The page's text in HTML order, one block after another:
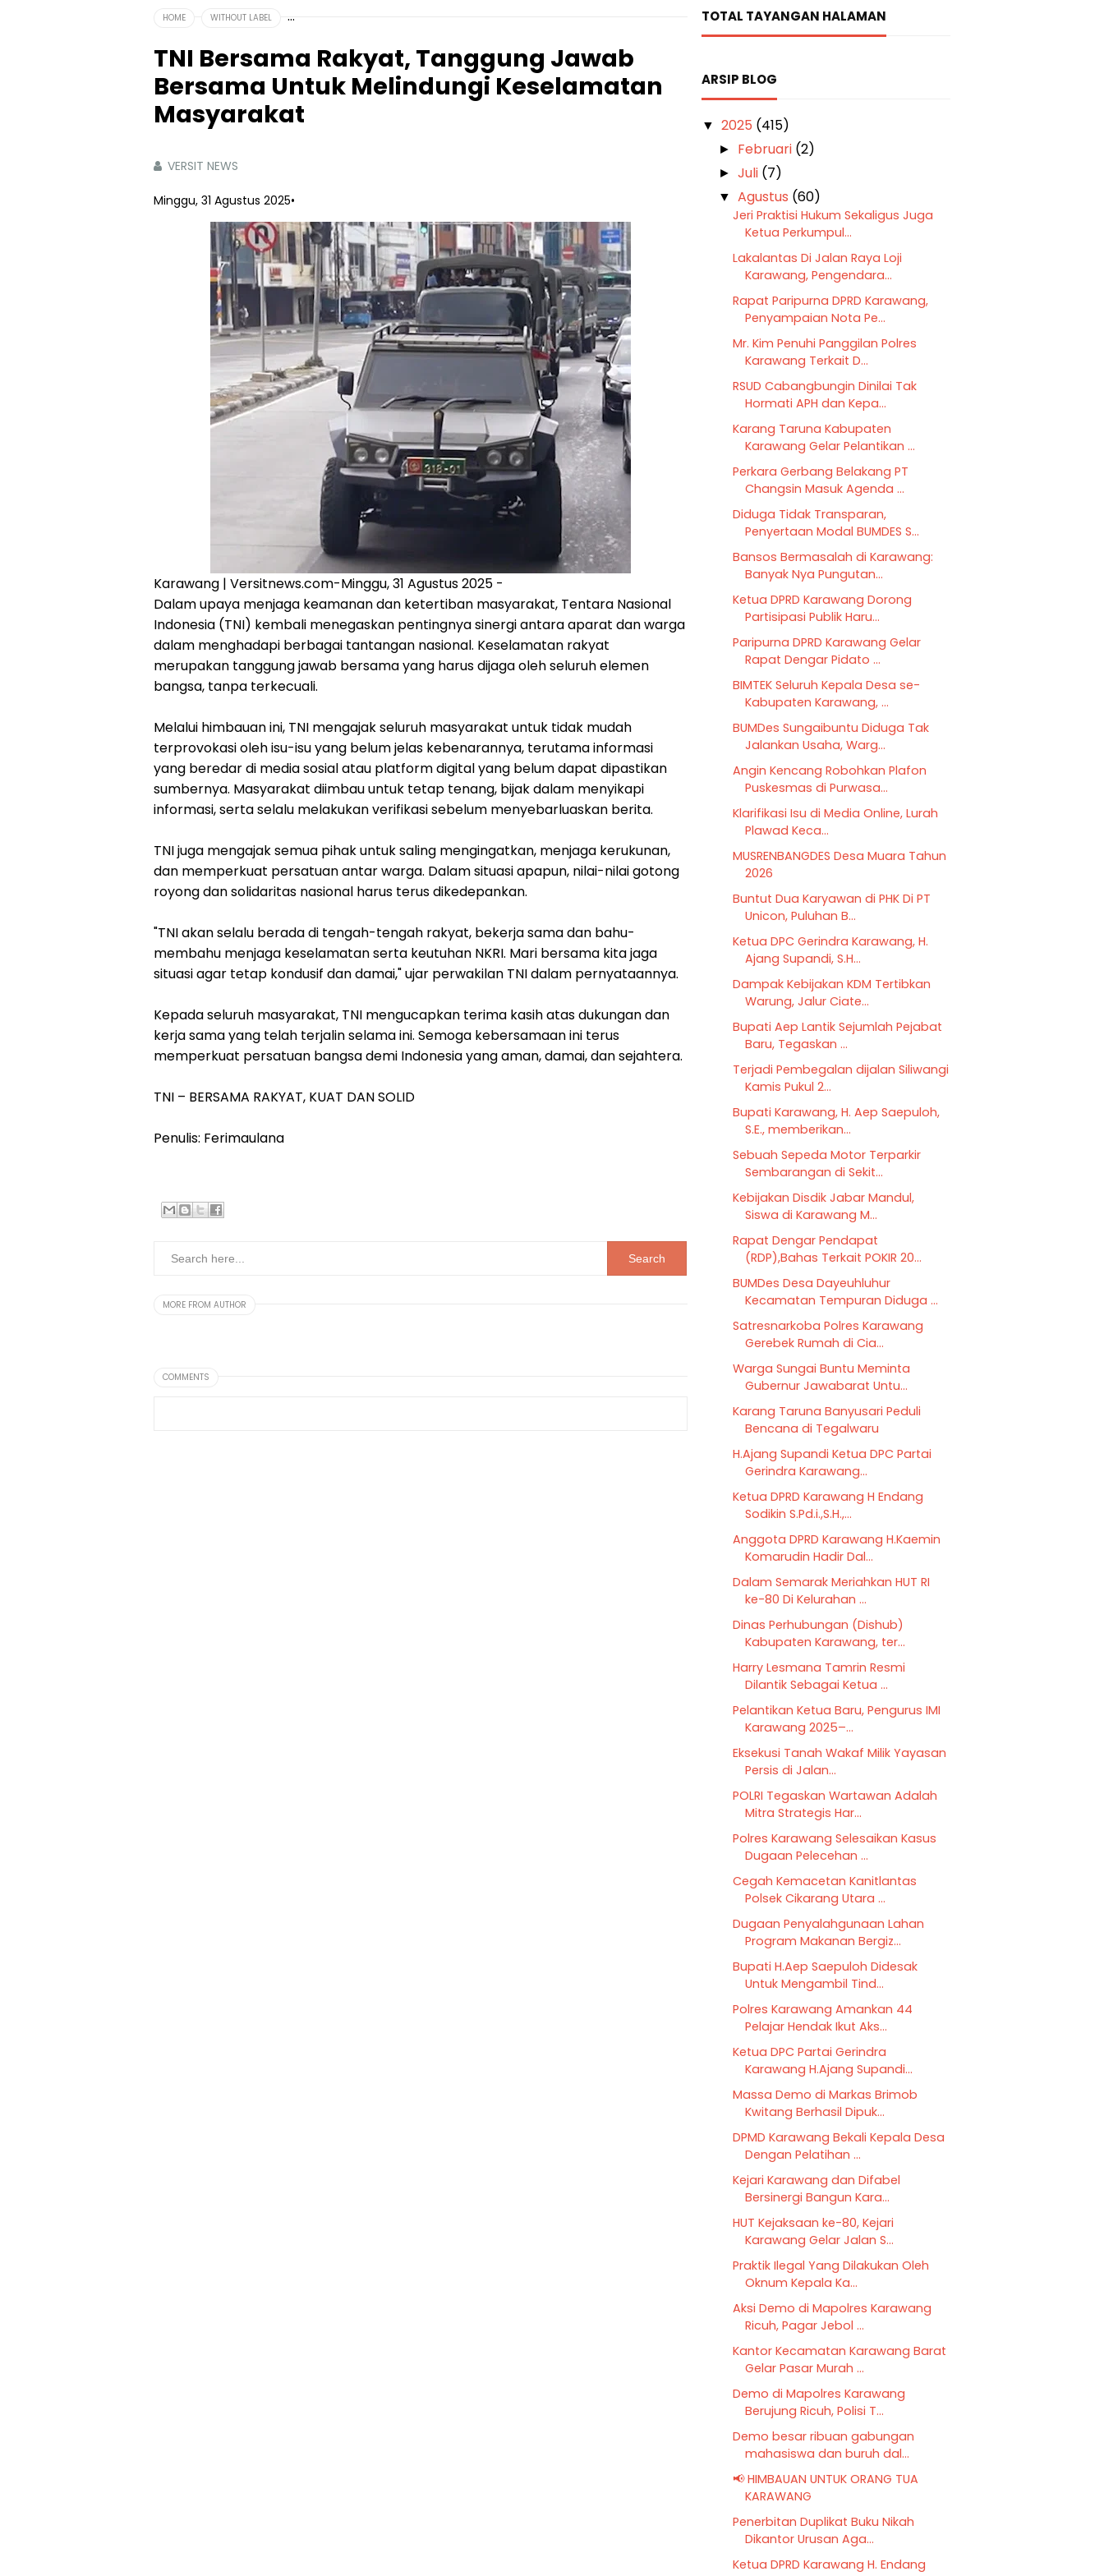
HOME WITHOUT LABEL
TNI Bersama Rakyat, Tanggung Jawab
Bersama Untuk Melindungi Keselamatan
Masyarakat‎
VERSIT NEWS
Minggu, 31 Agustus 2025•
Karawang | Versitnews.com-‎Minggu, 31 Agustus 2025 -
‎Dalam upaya menjaga keamanan dan ketertiban masyarakat, Tentara Nasional
Indonesia (TNI) kembali menegaskan pentingnya sinergi antara aparat dan warga
dalam menghadapi berbagai tantangan nasional. Keselamatan rakyat
merupakan tanggung jawab bersama yang harus dijaga oleh seluruh elemen
bangsa, tanpa terkecuali.
‎Melalui himbauan ini, TNI mengajak seluruh masyarakat untuk tidak mudah
terprovokasi oleh isu-isu yang belum jelas kebenarannya, terutama informasi
yang beredar di media sosial atau platform digital yang belum dapat dipastikan
sumbernya. Masyarakat diimbau untuk tetap tenang, bijak dalam menyikapi
informasi, serta selalu melakukan verifikasi sebelum menyebarluaskan berita.
‎TNI juga mengajak semua pihak untuk saling mengingatkan, menjaga kerukunan,
dan memperkuat persatuan antar warga. Dalam situasi apapun, nilai-nilai gotong
royong dan solidaritas nasional harus terus dikedepankan.
‎"TNI akan selalu berada di tengah-tengah rakyat, bekerja sama dan bahu-
membahu menjaga keselamatan serta keutuhan NKRI. Mari bersama kita jaga
situasi agar tetap kondusif dan damai," ujar perwakilan TNI dalam pernyataannya.
‎Kepada seluruh masyarakat, TNI mengucapkan terima kasih atas dukungan dan
kerja sama yang telah terjalin selama ini. Semoga kebersamaan ini terus
memperkuat persatuan bangsa demi Indonesia yang aman, damai, dan sejahtera.
‎TNI – BERSAMA RAKYAT, KUAT DAN SOLID
‎Penulis: Ferimaulana
MORE FROM AUTHOR
COMMENTS
TOTAL TAYANGAN HALAMAN
ARSIP BLOG
▼2025 (415)
► Februari (2)
► Juli (7)
▼ Agustus (60)
Jeri Praktisi Hukum Sekaligus Juga
Ketua Perkumpul...
Lakalantas Di Jalan Raya Loji
Karawang, Pengendara...
Rapat Paripurna DPRD Karawang,
Penyampaian Nota Pe...
Mr. Kim Penuhi Panggilan Polres
Karawang Terkait D...
RSUD Cabangbungin Dinilai Tak
Hormati APH dan Kepa...
Karang Taruna Kabupaten
Karawang Gelar Pelantikan ...
Perkara Gerbang Belakang PT
Changsin Masuk Agenda ...
Diduga Tidak Transparan,
Penyertaan Modal BUMDES S...
Bansos Bermasalah di Karawang:
Banyak Nya Pungutan...
Ketua DPRD Karawang Dorong
Partisipasi Publik Haru...
Paripurna DPRD Karawang Gelar
Rapat Dengar Pidato ...
BIMTEK Seluruh Kepala Desa se-
Kabupaten Karawang, ...
BUMDes Sungaibuntu Diduga Tak
Jalankan Usaha, Warg...
Angin Kencang Robohkan Plafon
Puskesmas di Purwasa...
Klarifikasi Isu di Media Online, Lurah
Plawad Keca...
MUSRENBANGDES Desa Muara Tahun
2026
Buntut Dua Karyawan di PHK Di PT
Unicon, Puluhan B...
Ketua DPC Gerindra Karawang, H.
Ajang Supandi, S.H...
Dampak Kebijakan KDM Tertibkan
Warung, Jalur Ciate...
Bupati Aep Lantik Sejumlah Pejabat
Baru, Tegaskan ...
Terjadi Pembegalan dijalan Siliwangi
Kamis Pukul 2...
Bupati Karawang, H. Aep Saepuloh,
S.E., memberikan...
Sebuah Sepeda Motor Terparkir
Sembarangan di Sekit...
Kebijakan Disdik Jabar Mandul,
Siswa di Karawang M...
Rapat Dengar Pendapat
(RDP),Bahas Terkait POKIR 20...
BUMDes Desa Dayeuhluhur
Kecamatan Tempuran Diduga ...
Satresnarkoba Polres Karawang
Gerebek Rumah di Cia...
Warga Sungai Buntu Meminta
Gubernur Jawabarat Untu...
Karang Taruna Banyusari Peduli
Bencana di Tegalwaru
H.Ajang Supandi Ketua DPC Partai
Gerindra Karawang...
Ketua DPRD Karawang H Endang
Sodikin S.Pd.i.,S.H.,...
Anggota DPRD Karawang H.Kaemin
Komarudin Hadir Dal...
Dalam Semarak Meriahkan HUT RI
ke-80 Di Kelurahan ...
Dinas Perhubungan (Dishub)
Kabupaten Karawang, ter...
Harry Lesmana Tamrin Resmi
Dilantik Sebagai Ketua ...
Pelantikan Ketua Baru, Pengurus IMI
Karawang 2025–...
Eksekusi Tanah Wakaf Milik Yayasan
Persis di Jalan...
POLRI Tegaskan Wartawan Adalah
Mitra Strategis Har...
Polres Karawang Selesaikan Kasus
Dugaan Pelecehan ...
Cegah Kemacetan Kanitlantas
Polsek Cikarang Utara ...
Dugaan Penyalahgunaan Lahan
Program Makanan Bergiz...
Bupati H.Aep Saepuloh Didesak
Untuk Mengambil Tind...
Polres Karawang Amankan 44
Pelajar Hendak Ikut Aks...
Ketua DPC Partai Gerindra
Karawang H.Ajang Supandi...
Massa Demo di Markas Brimob
Kwitang Berhasil Dipuk...
DPMD Karawang Bekali Kepala Desa
Dengan Pelatihan ...
Kejari Karawang dan Difabel
Bersinergi Bangun Kara...
HUT Kejaksaan ke-80, Kejari
Karawang Gelar Jalan S...
Praktik Ilegal Yang Dilakukan Oleh
Oknum Kepala Ka...
Aksi Demo di Mapolres Karawang
Ricuh, Pagar Jebol ...
Kantor Kecamatan Karawang Barat
Gelar Pasar Murah ...
Demo di Mapolres Karawang
Berujung Ricuh, Polisi T...
Demo besar ribuan gabungan
mahasiswa dan buruh dal...
📢 HIMBAUAN UNTUK ORANG TUA
KARAWANG
Penerbitan Duplikat Buku Nikah
Dikantor Urusan Aga...
Ketua DPRD Karawang H. Endang